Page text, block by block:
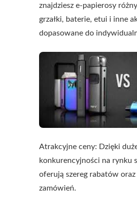
znajdziesz e-papierosy
grzałki, baterie, etui i inne
dopasowane do
Atrakcyjne ceny: Dzięki
konkurencyjności na rynku
oferują szereg rabatów
zamówień.